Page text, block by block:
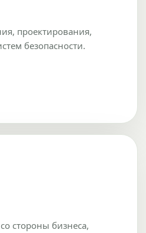
проектирования,
безопасности.
стороны бизнеса,